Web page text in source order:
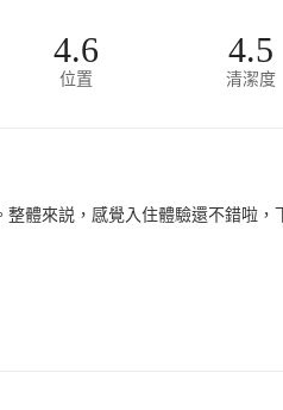
4.6
位置
4.5
清潔度
體來説，感覺入住體驗還不錯啦